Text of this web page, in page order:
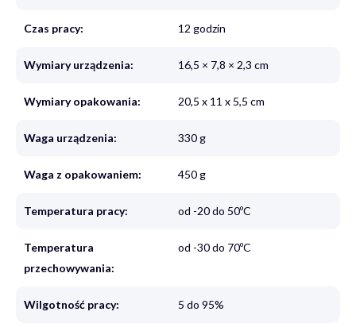
Czas pracy: 12 godzin
Wymiary urządzenia: 16,5 × 7,8 × 2,3 cm
Wymiary opakowania: 20,5 x 11 x 5,5 cm
Waga urządzenia: 330 g
Waga z opakowaniem: 450 g
Temperatura pracy: od -20 do 50ºC
Temperatura
przechowywania:
od -30 do 70ºC
Wilgotność pracy: 5 do 95%